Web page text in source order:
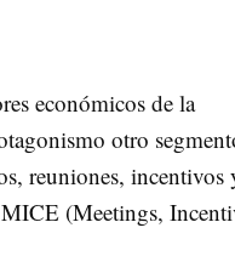
económicos de la
otro
reuniones, incentivos
(Meetings,